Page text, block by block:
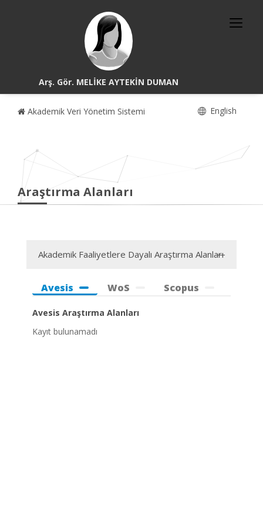
Arş. Gör. MELİKE AYTEKİN DUMAN
Akademik Veri Yönetim Sistemi English
Araştırma Alanları
Akademik Faaliyetlere Dayalı Araştırma Alanları
Avesis WoS Scopus
Avesis Araştırma Alanları
Kayıt bulunamadı